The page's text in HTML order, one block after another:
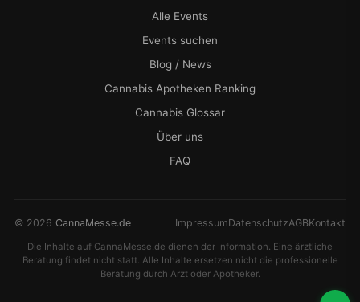
Alle Events
Events suchen
Blog / News
Cannabis Apotheken Ranking
Cannabis Glossar
Über uns
FAQ
© 2026 CannaMesse.de ImpressumDatenschutzAGBKontakt
Die Inhalte auf CannaMesse.de dienen der Information. Eine ärztliche
Beratung findet nicht statt. Alle Inhalte ersetzen nicht die professionelle
Beratung durch Arzt oder Apotheker.